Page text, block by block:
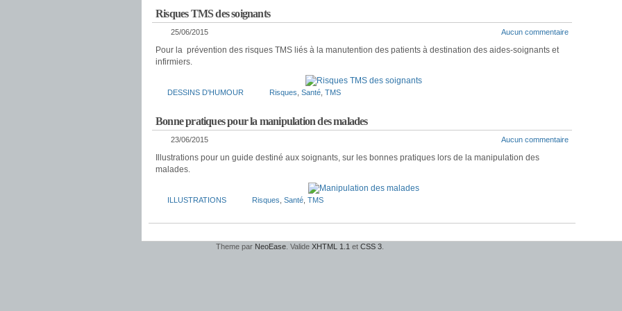
Risques TMS des soignants
25/06/2015 Aucun commentaire
Pour la prévention des risques TMS liés à la manutention des patients à destination des aides-soignants et
infirmiers.
DESSINS D'HUMOUR Risques Santé TMS
Bonne pratiques pour la manipulation des malades
23/06/2015 Aucun commentaire
Illustrations pour un guide destiné aux soignants, sur les bonnes pratiques lors de la manipulation des
malades.
ILLUSTRATIONS Risques Santé TMS
Theme par NeoEase . Valide XHTML 1.1 et CSS 3